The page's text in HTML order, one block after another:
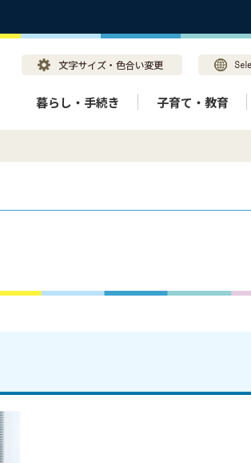
暮らし・手続き 子育て・教育